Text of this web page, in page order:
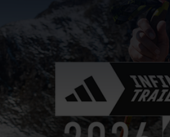
Events
Top-Events
Veranstaltungskalender
Wochenprogramm